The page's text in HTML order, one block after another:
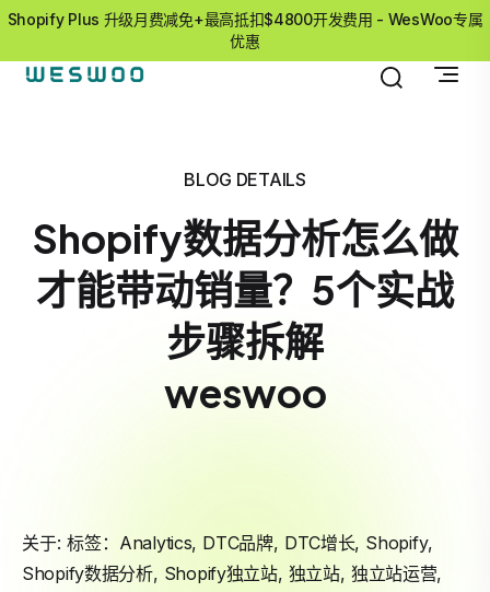
Shopify Plus 升级月费减免+最高抵扣$4800开发费用 - WesWoo专属
优惠
BLOG DETAILS
Shopify数据分析怎么做
才能带动销量？5个实战
步骤拆解
weswoo
关于: 标签： Analytics, DTC品牌, DTC增长, Shopify,
Shopify数据分析, Shopify独立站, 独立站, 独立站运营,